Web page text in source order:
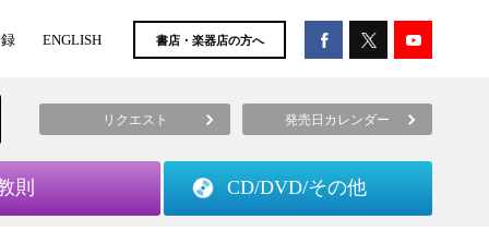
ENGLISH 書店・楽器店の方へ
リクエスト 発売日カレンダー
則 CD/DVD/その他